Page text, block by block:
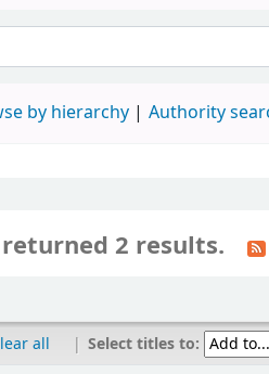
by hierarchy Authority
2 results.
all | Select titles to: